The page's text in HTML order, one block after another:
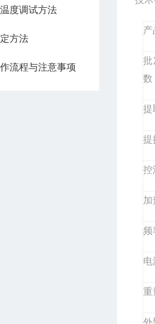
度调试方法
方法
流程与注意事项
产
批
数
提
提
控
加
频
电
重
外